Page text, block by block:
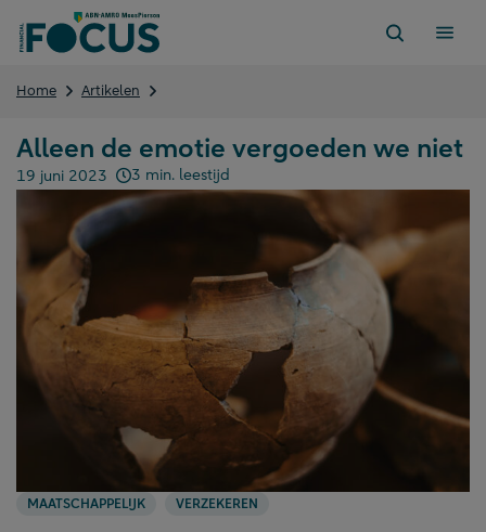
naar
Home Artikelen
vergoeden
we
niet
Alleen de emotie vergoeden we niet
Gepubliceerd op:
19 juni 2023 3 min. leestijd
MAATSCHAPPELIJK VERZEKEREN